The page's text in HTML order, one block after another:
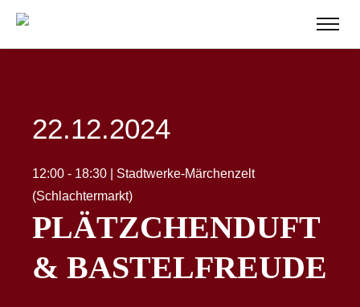
22.12.2024
12:00 - 18:30 | Stadtwerke-Märchenzelt
(Schlachtermarkt)
PLÄTZCHENDUFT
& BASTELFREUDE